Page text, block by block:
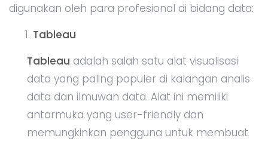
digunakan oleh para profesional di bidang data:
Tableau
Tableau adalah salah satu alat visualisasi
data yang paling populer di kalangan analis
data dan ilmuwan data. Alat ini memiliki
antarmuka yang user-friendly dan
memungkinkan pengguna untuk membuat